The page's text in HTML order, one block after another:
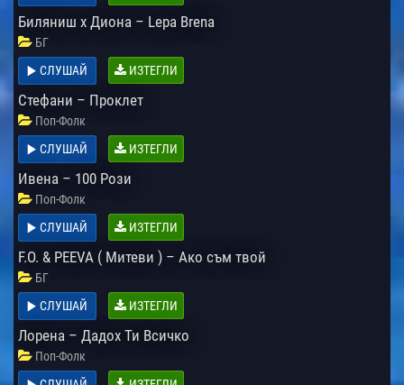
Биляниш x Диона – Lepa Brena
БГ
СЛУШАЙ
ИЗТЕГЛИ
Стефани – Проклет
Поп-Фолк
СЛУШАЙ
ИЗТЕГЛИ
Ивена – 100 Рози
Поп-Фолк
СЛУШАЙ
ИЗТЕГЛИ
F.O. & PEEVA ( Митеви ) – Ако съм твой
БГ
СЛУШАЙ
ИЗТЕГЛИ
Лорена – Дадох Ти Всичко
Поп-Фолк